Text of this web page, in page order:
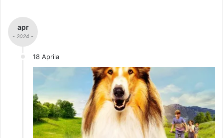
apr
- 2024 -
18 Aprila